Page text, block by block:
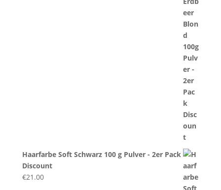
Haarfarbe Soft Schwarz 100 g Pulver - 2er Pack
Discount
€21.00